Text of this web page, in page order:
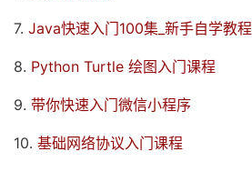
7. Java快速入门100集_新手自学教程
8. Python Turtle 绘图入门课程
9. 带你快速入门微信小程序
10. 基础网络协议入门课程